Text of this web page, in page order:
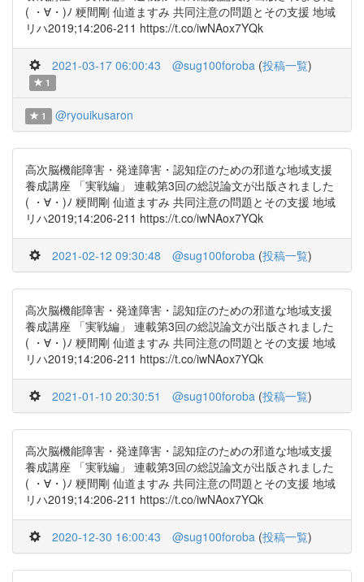
( ・∀・)ﾉ 粳間剛 仙道ますみ 共同注意の問題とその支援 地域
リハ2019;14:206-211 https://t.co/iwNAox7YQk
2021-03-17 06:00:43 @sug100foroba (投稿一覧)
1
1 @ryouikusaron
高次脳機能障害・発達障害・認知症のための邪道な地域支援
養成講座 「実戦編」 連載第3回の総説論文が出版されました
( ・∀・)ﾉ 粳間剛 仙道ますみ 共同注意の問題とその支援 地域
リハ2019;14:206-211 https://t.co/iwNAox7YQk
2021-02-12 09:30:48 @sug100foroba (投稿一覧)
高次脳機能障害・発達障害・認知症のための邪道な地域支援
養成講座 「実戦編」 連載第3回の総説論文が出版されました
( ・∀・)ﾉ 粳間剛 仙道ますみ 共同注意の問題とその支援 地域
リハ2019;14:206-211 https://t.co/iwNAox7YQk
2021-01-10 20:30:51 @sug100foroba (投稿一覧)
高次脳機能障害・発達障害・認知症のための邪道な地域支援
養成講座 「実戦編」 連載第3回の総説論文が出版されました
( ・∀・)ﾉ 粳間剛 仙道ますみ 共同注意の問題とその支援 地域
リハ2019;14:206-211 https://t.co/iwNAox7YQk
2020-12-30 16:00:43 @sug100foroba (投稿一覧)